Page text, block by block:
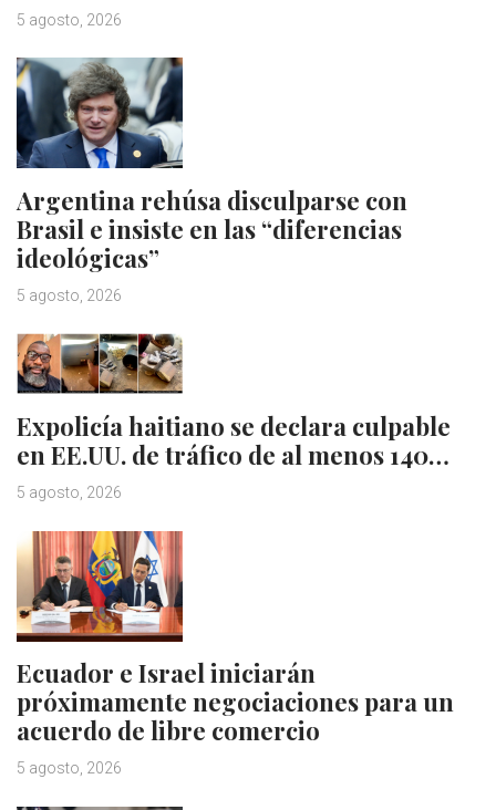
5 agosto, 2026
Argentina rehúsa disculparse con
Brasil e insiste en las “diferencias
ideológicas”
5 agosto, 2026
Expolicía haitiano se declara culpable
en EE.UU. de tráfico de al menos 140…
5 agosto, 2026
Ecuador e Israel iniciarán
próximamente negociaciones para un
acuerdo de libre comercio
5 agosto, 2026